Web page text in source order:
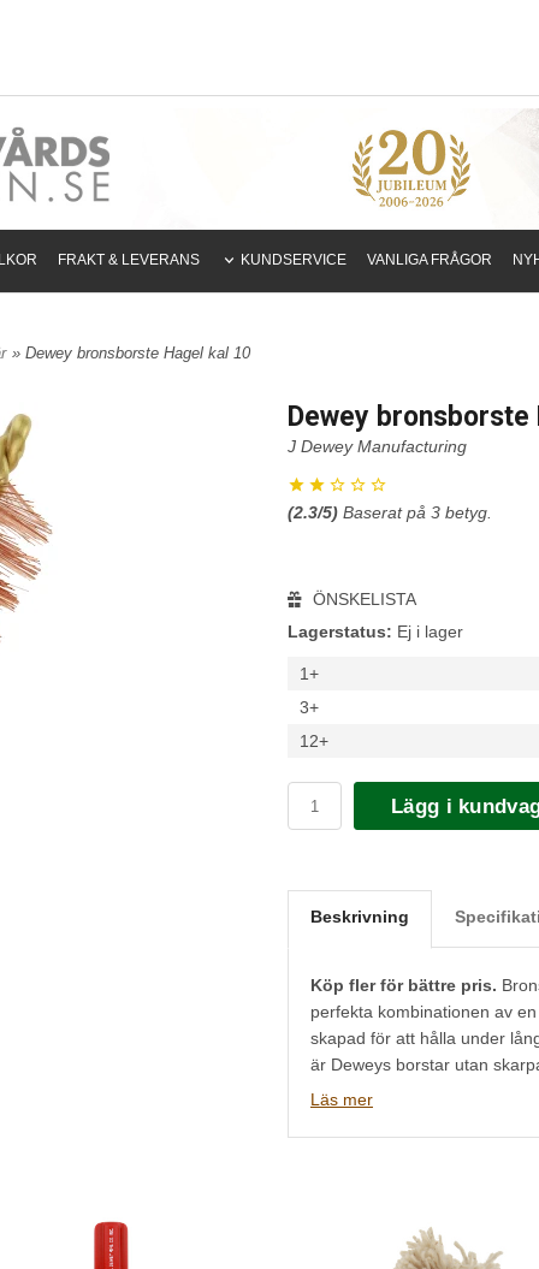
FRAKT & LEVERANS KUNDSERVICE VANLIGA FRÅGOR
» Dewey bronsborste Hagel kal 10
Dewey
J Dewey Manufacturing
(2.3/5) Baserat på 3 betyg.
ÖNSKELISTA
Lagerstatus: Ej i lager
1+
3+
12+
Lägg i
Beskrivning
Köp fler för bättre pris.
perfekta kombinationen av
skapad för att hålla under
är Deweys borstar utan
Kaliber 10 / 10GAU /
som andra tillverkare
deras jakt på precision,
Läs mer